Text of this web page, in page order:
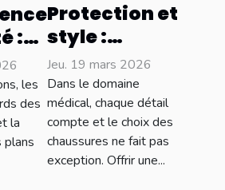
:
en
les
des
la
plans
Protection et
style :
L'importance
des
chaussures
adaptées au
secteur
médical
Jeu. 19 mars 2026
Dans le domaine
médical, chaque détail
compte et le choix des
chaussures ne fait pas
exception. Offrir une...